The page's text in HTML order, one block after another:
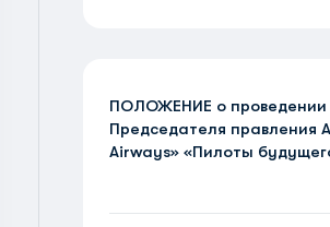
ПОЛОЖЕНИЕ о проведении
Председателя правления
Airways» «Пилоты